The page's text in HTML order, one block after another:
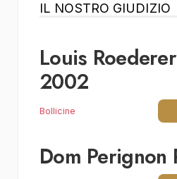
IL NOSTRO GIUDIZIO
Louis
2002
Bollicine
Dom Perignon